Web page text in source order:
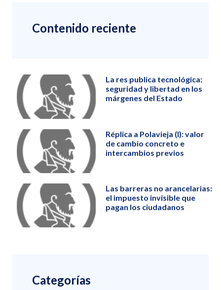
Contenido reciente
La res publica tecnológica:
seguridad y libertad en los
márgenes del Estado
Réplica a Polavieja (I): valor
de cambio concreto e
intercambios previos
Las barreras no arancelarias:
el impuesto invisible que
pagan los ciudadanos
Categorías